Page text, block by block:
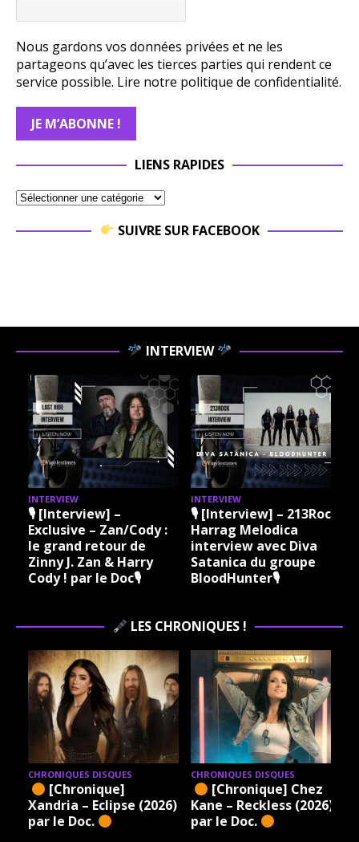
Nous gardons vos données privées et ne les
partageons qu’avec les tierces parties qui rendent ce
service possible. Lire notre politique de confidentialité.
LIENS RAPIDES
SUIVRE SUR FACEBOOK
INTERVIEW
INTERVIEW
🎙 [Interview] –
Exclusive – Zan/Cody :
le grand retour de
Zinny J. Zan & Harry
Cody ! par le Doc🎙
INTERVIEW
🎙 [Interview] – 213Rock
Harrag Melodica
interview avec Diva
Satanica du groupe
BloodHunter🎙
LES CHRONIQUES !
CHRONIQUES DISQUES
[Chronique]
Xandria – Eclipse (2026)
par le Doc.
CHRONIQUES DISQUES
[Chronique] Chez
Kane – Reckless (2026)
par le Doc.